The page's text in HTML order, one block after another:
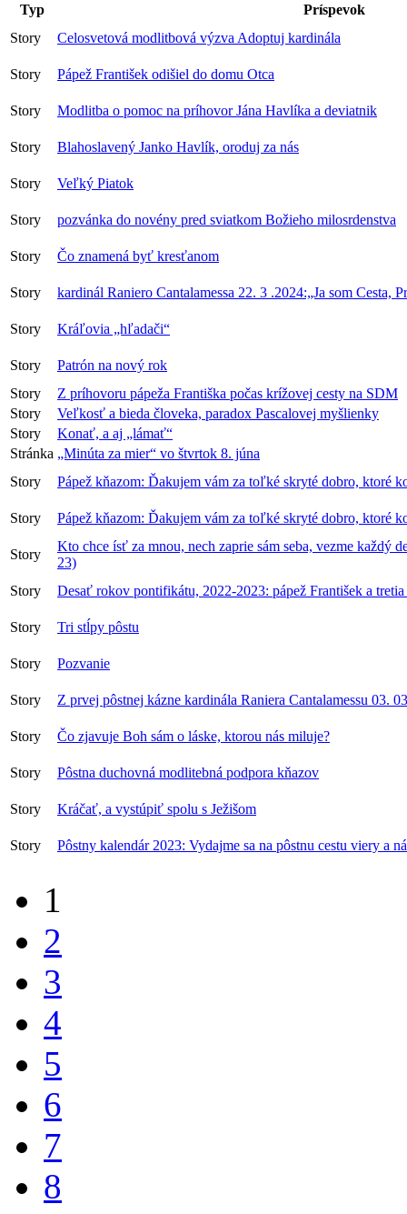
Typ
Príspevok
Story
Celosvetová modlitbová výzva Adoptuj kardinála
Story Pápež František odišiel do domu Otca
Story Modlitba o pomoc na príhovor Jána Havlíka a deviatnik
Story Blahoslavený Janko Havlík, oroduj za nás
Story Veľký Piatok
Story pozvánka do novény pred sviatkom Božieho milosrdenstva
Story Čo znamená byť kresťanom
Story kardinál Raniero Cantalamessa 22. 3 .2024:„Ja som Cesta,
Story Kráľovia „hľadači“
Story
Patrón na nový rok
Story
Z príhovoru pápeža Františka počas krížovej cesty na SDM
Story
Veľkosť a bieda človeka, paradox Pascalovej myšlienky
Story
Konať, a aj „lámať“
Stránka „Minúta za mier“ vo štvrtok 8. júna
Story
Pápež kňazom: Ďakujem vám za toľké skryté dobro, ktoré
Story Pápež kňazom: Ďakujem vám za toľké skryté dobro, ktoré
Story
Kto chce ísť za mnou, nech zaprie sám seba, vezme každý
23)
Story
Desať rokov pontifikátu, 2022-2023: pápež František a
Story Tri stĺpy pôstu
Story Pozvanie
Story Z prvej pôstnej kázne kardinála Raniera Cantalamessu 03.
Story Čo zjavuje Boh sám o láske, ktorou nás miluje?
Story Pôstna duchovná modlitebná podpora kňazov
Story Kráčať, a vystúpiť spolu s Ježišom
Story Pôstny kalendár 2023: Vydajme sa na pôstnu cestu viery a
1
2
3
4
5
6
7
8